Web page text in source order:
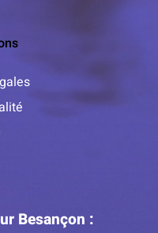
Besançon :